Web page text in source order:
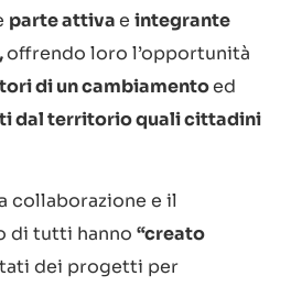
parte attivae integrante
offrendo loro l’opportunità
di un cambiamentoed
dal territorio quali cittadini
collaborazione e il
di tutti hanno “creato
dei progetti per